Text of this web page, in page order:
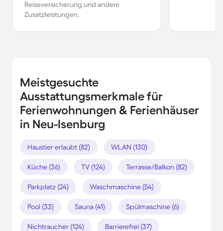
Reiseversicherung und andere
Zusatzleistungen.
Meistgesuchte
Ausstattungsmerkmale für
Ferienwohnungen & Ferienhäuser
in Neu-Isenburg
Haustier erlaubt (82) WLAN (130)
Küche (36) TV (124) Terrasse/Balkon (82)
Parkplatz (24) Waschmaschine (54)
Pool (33) Sauna (41) Spülmaschine (6)
Nichtraucher (124) Barrierefrei (37)